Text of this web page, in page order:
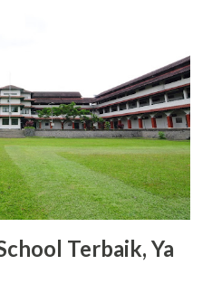
produk
2. Varian Aroma yang
menawarkan berbagai
menyegarkan, tetapi juga
Charming, dan Freshy
karena wanginya yang
3. Kandungan Glutat...
Terbaik, Ya